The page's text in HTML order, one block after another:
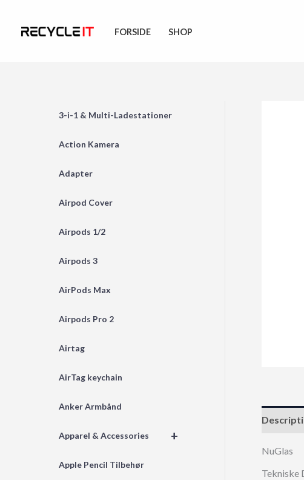
FORSIDE SHOP
3-i-1 & Multi-Ladestationer
Action Kamera
Adapter
Airpod Cover
Airpods 1/2
Airpods 3
AirPods Max
Airpods Pro 2
Airtag
AirTag keychain
Anker Armbånd
+
Apparel & Accessories
Apple Pencil Tilbehør
NuGlas
Tekniske